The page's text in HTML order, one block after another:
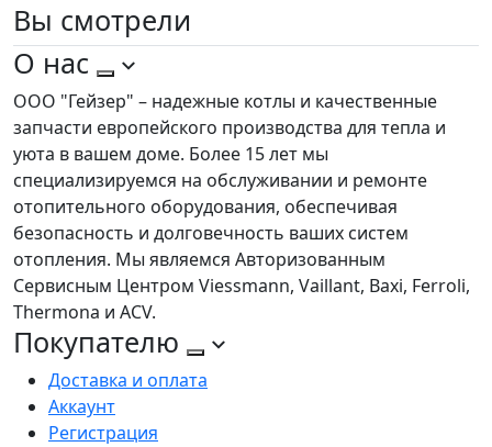
Вы смотрели
О нас
ООО "Гейзер" – надежные котлы и качественные
запчасти европейского производства для тепла и
уюта в вашем доме. Более 15 лет мы
специализируемся на обслуживании и ремонте
отопительного оборудования, обеспечивая
безопасность и долговечность ваших систем
отопления. Мы являемся Авторизованным
Сервисным Центром Viessmann, Vaillant, Baxi, Ferroli,
Thermona и ACV.
Покупателю
Доставка и оплата
Аккаунт
Регистрация